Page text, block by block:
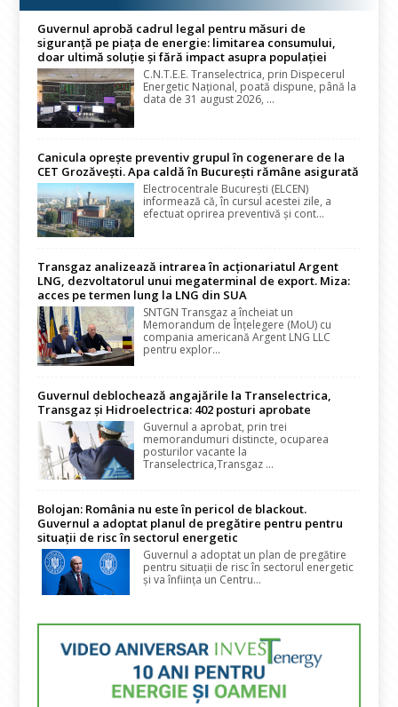
Guvernul aprobă cadrul legal pentru măsuri de
siguranță pe piața de energie: limitarea consumului,
doar ultimă soluție și fără impact asupra populației
C.N.T.E.E. Transelectrica, prin Dispecerul
Energetic Național, poată dispune, până la
data de 31 august 2026, ...
Canicula oprește preventiv grupul în cogenerare de la
CET Grozăvești. Apa caldă în București rămâne asigurată
Electrocentrale București (ELCEN)
informează că, în cursul acestei zile, a
efectuat oprirea preventivă și cont...
Transgaz analizează intrarea în acționariatul Argent
LNG, dezvoltatorul unui megaterminal de export. Miza:
acces pe termen lung la LNG din SUA
SNTGN Transgaz a încheiat un
Memorandum de Înțelegere (MoU) cu
compania americană Argent LNG LLC
pentru explor...
Guvernul deblochează angajările la Transelectrica,
Transgaz și Hidroelectrica: 402 posturi aprobate
Guvernul a aprobat, prin trei
memorandumuri distincte, ocuparea
posturilor vacante la
Transelectrica,Transgaz ...
Bolojan: România nu este în pericol de blackout.
Guvernul a adoptat planul de pregătire pentru pentru
situații de risc în sectorul energetic
Guvernul a adoptat un plan de pregătire
pentru situații de risc în sectorul energetic
și va înființa un Centru...